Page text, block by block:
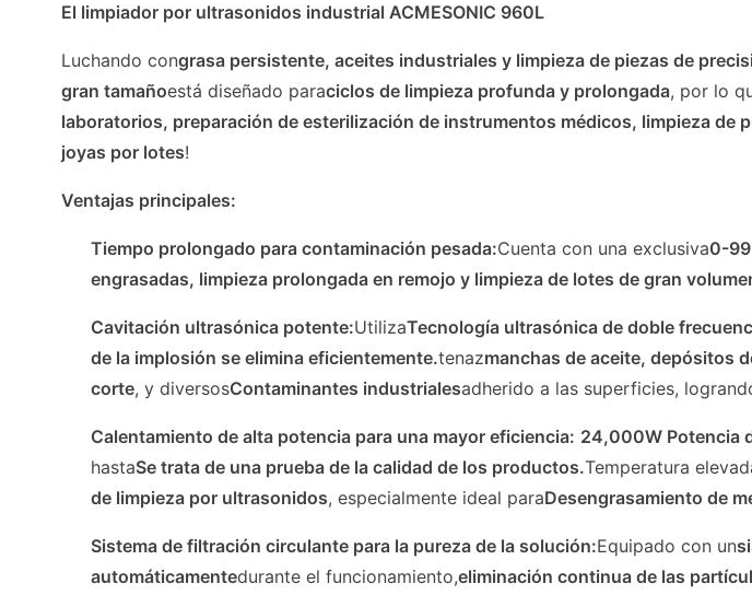
El limpiador por ultrasonidos industrial ACMESONIC 960L
Luchando congrasa persistente, aceites industriales y limpieza de piezas de
gran tamañoestá diseñado paraciclos de limpieza profunda y prolongada, por lo
laboratorios, preparación de esterilización de instrumentos médicos, limpieza de
joyas por lotes!
Ventajas principales:
Tiempo prolongado para contaminación pesada:Cuenta con una exclusiva0-
engrasadas, limpieza prolongada en remojo y limpieza de lotes de gran
Cavitación ultrasónica potente:UtilizaTecnología ultrasónica de doble
de la implosión se elimina eficientemente.tenazmanchas de aceite, depósitos
corte, y diversosContaminantes industrialesadherido a las superficies,
Calentamiento de alta potencia para una mayor eficiencia: 24,000W Potencia
hastaSe trata de una prueba de la calidad de los productos.Temperatura
de limpieza por ultrasonidos, especialmente ideal paraDesengrasamiento de
Sistema de filtración circulante para la pureza de la solución:Equipado con un
automáticamentedurante el funcionamiento,eliminación continua de las